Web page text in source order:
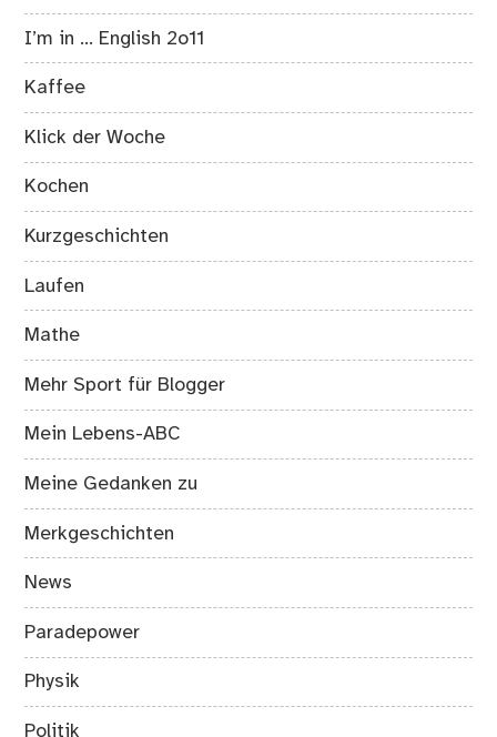
I’m in … English 2o11
Kaffee
Klick der Woche
Kochen
Kurzgeschichten
Laufen
Mathe
Mehr Sport für Blogger
Mein Lebens-ABC
Meine Gedanken zu
Merkgeschichten
News
Paradepower
Physik
Politik